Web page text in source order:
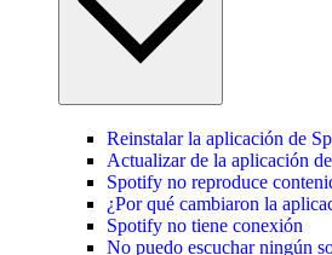
Reinstalar la aplicación de
Actualizar de la aplicación
Spotify no reproduce
¿Por qué cambiaron la
Spotify no tiene conexión
No puedo escuchar ningún